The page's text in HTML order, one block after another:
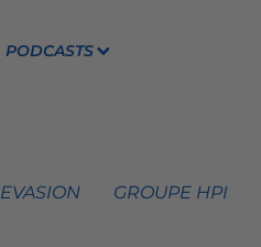
PODCASTS
GROUPE HPI